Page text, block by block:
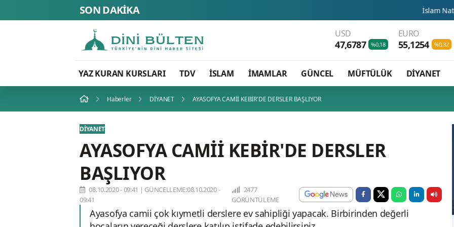
SON DAKİKA İslam Natosu dosta
USD
47,6787 %0,18
EURO
55,1254 %0,32
YAZ KURAN KURSLARI TDV İSLAM İMAMLAR GÜNCEL MÜFTÜLÜK DİYANET
Haberler DİYANET AYASOFYA CAMİİ KEBİR'DE DERSLER BAŞLIYOR
DİYANET
AYASOFYA CAMİİ KEBİR'DE DERSLER
BAŞLIYOR
08.10.2020 - 09:41 | GÜNCELLEME:08.10.2020 -
09:41
2477
GÖRÜNTÜLEME
Ayasofya camii çok kıymetli derslere ev sahipliği yapacak. Birbirinden değerli